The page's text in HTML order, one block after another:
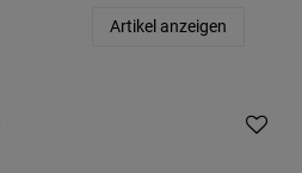
Artikel anzeigen